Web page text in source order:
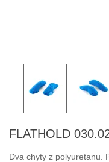
FLATHOLD
Dva chyty z polyuretanu.